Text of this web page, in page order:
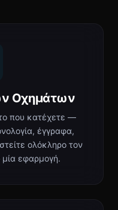
Οχημάτων
που κατέχετε —
έγγραφα,
ολόκληρο τον
εφαρμογή.